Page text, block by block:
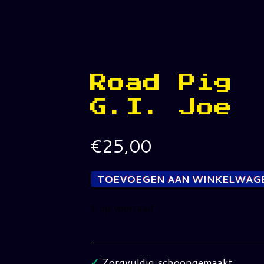
Road Pig
G.I. Joe
€25,00
TOEVOEGEN AAN
1 op voorraad
Pig
G.I.